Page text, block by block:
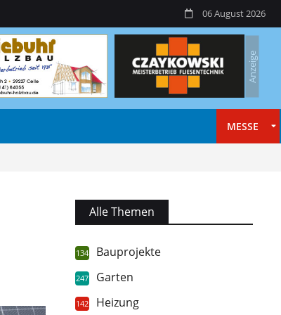
06 August 2026
MESSE
Alle Themen
134 Bauprojekte
247 Garten
142 Heizung